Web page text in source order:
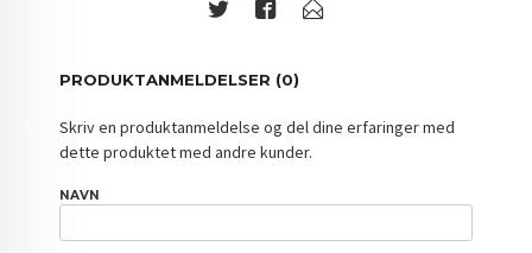
PRODUKTANMELDELSER (0)
Skriv en produktanmeldelse og del dine erfaringer med
dette produktet med andre kunder.
NAVN